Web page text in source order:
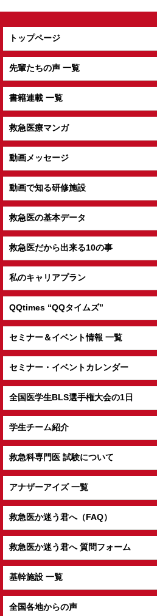
トップページ
先輩たちの声 一覧
書籍連載 一覧
救急医療マンガ
動画メッセージ
動画で知る研修施設
救急医の基本データ
救急医だから出来る10の事
私のキャリアプラン
QQtimes “QQタイムズ”
セミナー＆イベント情報 一覧
セミナー・イベントカレンダー
全国医学生BLS選手権大会の1日
学生チーム紹介
救急科専門医 試験について
アナザーアイズ 一覧
救急医か迷う君へ（FAQ）
救急医か迷う君へ 質問フォーム
基幹施設 一覧
全国各地からの声